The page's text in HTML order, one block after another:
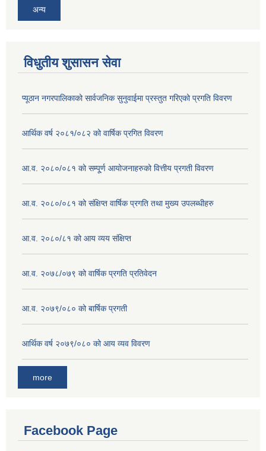
अन्य
विधुतीय शुसासन सेवा
प्यूठान नगरपालिकाको सार्वजनिक सुनुवाईमा प्रस्तुत गरिएको प्रगति विवरण
आर्थिक वर्ष २०८१/०८२ को वार्षिक प्रगित विवरण
आ.व. २०८०/०८१ को सम्पू्र्ण आयोजनाहरुको वित्तीय प्रगती विवरण
आ.व. २०८०/०८१ को संक्षिप्त वार्षिक प्रगति तथा मुख्य उपलब्धीहरु
आ.व. २०८०/८१ को आय व्यय संक्षिप्त
आ.व. २०७८/०७९ को वार्षिक प्रगति प्रतिवेदन
आ.व. २०७९/०८० को बार्षिक प्रगती
आर्थिक वर्ष २०७९/०८० को आय व्यव विवरण
more
Facebook Page